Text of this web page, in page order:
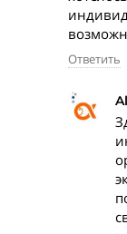
Ответить